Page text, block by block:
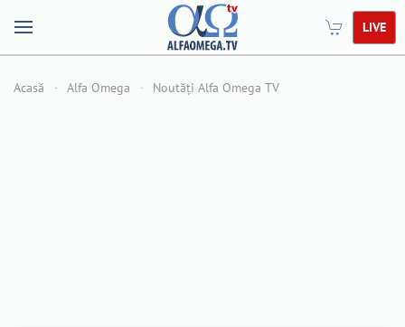
LIVE
Acasă Alfa Omega Noutăți Alfa Omega TV